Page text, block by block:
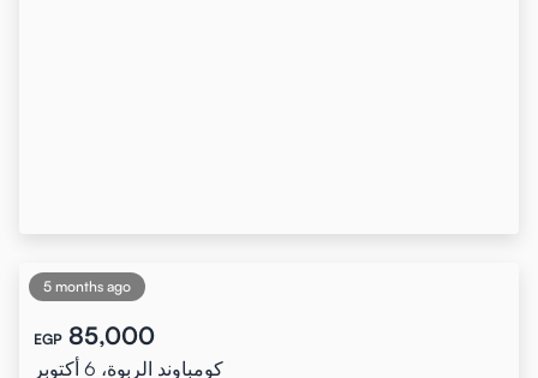
5 months ago
EGP 85,000
كومباوند الربوة، 6 أكتوبر